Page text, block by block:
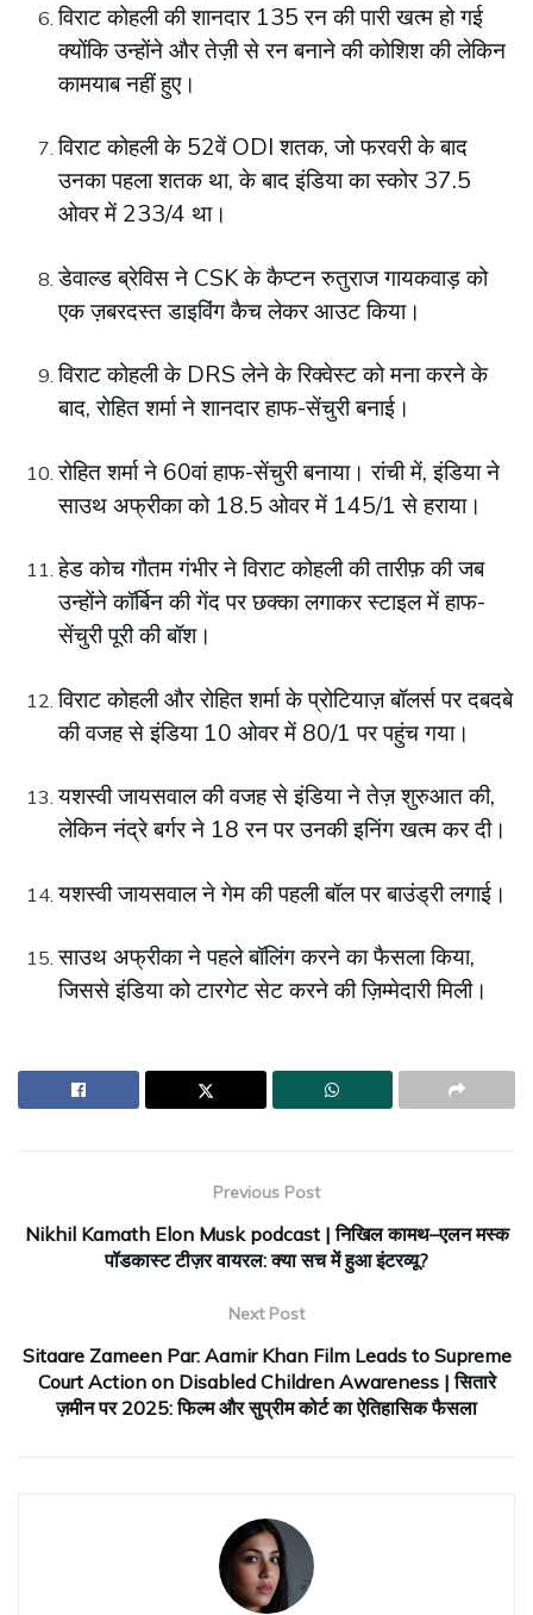
विराट कोहली की शानदार 135 रन की पारी खत्म हो गई
क्योंकि उन्होंने और तेज़ी से रन बनाने की कोशिश की लेकिन
कामयाब नहीं हुए।
विराट कोहली के 52वें ODI शतक, जो फरवरी के बाद
उनका पहला शतक था, के बाद इंडिया का स्कोर 37.5
ओवर में 233/4 था।
डेवाल्ड ब्रेविस ने CSK के कैप्टन रुतुराज गायकवाड़ को
एक ज़बरदस्त डाइविंग कैच लेकर आउट किया।
विराट कोहली के DRS लेने के रिक्वेस्ट को मना करने के
बाद, रोहित शर्मा ने शानदार हाफ-सेंचुरी बनाई।
रोहित शर्मा ने 60वां हाफ-सेंचुरी बनाया। रांची में, इंडिया ने
साउथ अफ्रीका को 18.5 ओवर में 145/1 से हराया।
हेड कोच गौतम गंभीर ने विराट कोहली की तारीफ़ की जब
उन्होंने कॉर्बिन की गेंद पर छक्का लगाकर स्टाइल में हाफ-
सेंचुरी पूरी की बॉश।
विराट कोहली और रोहित शर्मा के प्रोटियाज़ बॉलर्स पर दबदबे
की वजह से इंडिया 10 ओवर में 80/1 पर पहुंच गया।
यशस्वी जायसवाल की वजह से इंडिया ने तेज़ शुरुआत की,
लेकिन नंद्रे बर्गर ने 18 रन पर उनकी इनिंग खत्म कर दी।
यशस्वी जायसवाल ने गेम की पहली बॉल पर बाउंड्री लगाई।
साउथ अफ्रीका ने पहले बॉलिंग करने का फैसला किया,
जिससे इंडिया को टारगेट सेट करने की ज़िम्मेदारी मिली।
Previous Post
Nikhil Kamath Elon Musk podcast | निखिल कामथ–एलन मस्क
पॉडकास्ट टीज़र वायरल: क्या सच में हुआ इंटरव्यू?
Next Post
Sitaare Zameen Par: Aamir Khan Film Leads to Supreme
Court Action on Disabled Children Awareness | सितारे
ज़मीन पर 2025: फिल्म और सुप्रीम कोर्ट का ऐतिहासिक फैसला